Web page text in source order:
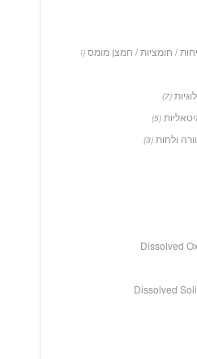
/ חומציות / חמצן מומס (5)
(7)
(5)
ולחות (3)